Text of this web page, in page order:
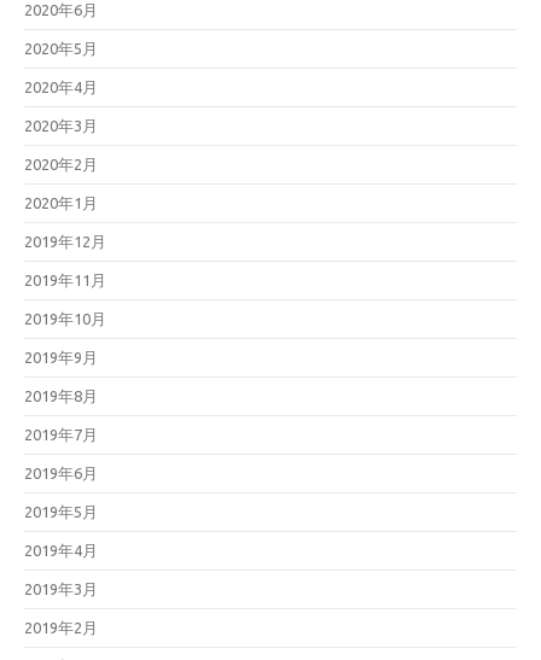
2020年6月
2020年5月
2020年4月
2020年3月
2020年2月
2020年1月
2019年12月
2019年11月
2019年10月
2019年9月
2019年8月
2019年7月
2019年6月
2019年5月
2019年4月
2019年3月
2019年2月